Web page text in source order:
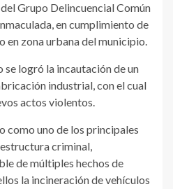
Grupo Delincuencial Común
en cumplimiento de
en zona urbana del municipio.
logró la incautación de un
industrial, con el cual
actos violentos.
como uno de los principales
criminal,
de múltiples hechos de
la incineración de vehículos